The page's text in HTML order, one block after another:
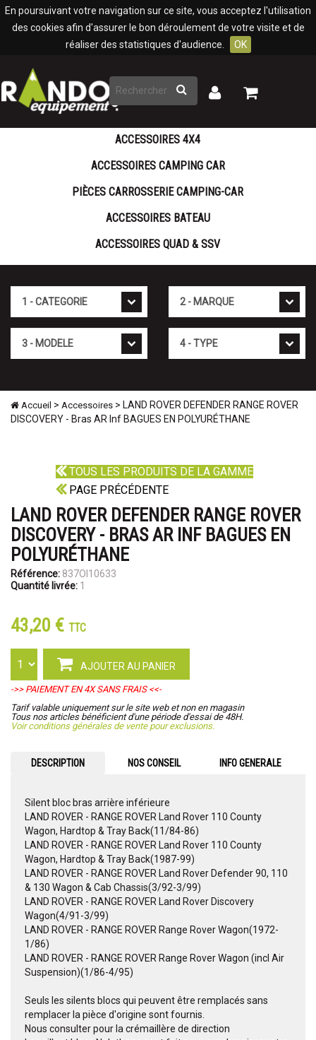
En poursuivant votre navigation sur ce site, vous acceptez l'utilisation
des cookies afin d'assurer le bon déroulement de votre visite et de
réaliser des statistiques d'audience.
OK
Rechercher
Mon
Mon
ACCESSOIRES 4X4
ACCESSOIRES CAMPING CAR
PIÈCES CARROSSERIE CAMPING-CAR
ACCESSOIRES BATEAU
ACCESSOIRES QUAD & SSV
Accueil > Accessoires > LAND ROVER DEFENDER RANGE ROVER
DISCOVERY - Bras AR Inf BAGUES EN POLYURÉTHANE
TOUS LES PRODUITS DE LA GAMME
PAGE PRÉCÉDENTE
LAND ROVER DEFENDER RANGE ROVER
DISCOVERY - BRAS AR INF BAGUES EN
POLYURÉTHANE
Référence: 837OI10633
Quantité livrée: 1
43,20 € TTC
AJOUTER AU PANIER
->> PAIEMENT EN 4X SANS FRAIS <<-
Tarif valable uniquement sur le site web et non en magasin
Tous nos articles bénéficient d'une période d'essai de 48H.
Voir conditions générales de vente pour exclusions.
DESCRIPTION NOS CONSEIL INFO GENERALE
Silent bloc bras arrière inférieure
LAND ROVER - RANGE ROVER Land Rover 110 County
Wagon, Hardtop & Tray Back(11/84-86)
LAND ROVER - RANGE ROVER Land Rover 110 County
Wagon, Hardtop & Tray Back(1987-99)
LAND ROVER - RANGE ROVER Land Rover Defender 90, 110
& 130 Wagon & Cab Chassis(3/92-3/99)
LAND ROVER - RANGE ROVER Land Rover Discovery
Wagon(4/91-3/99)
LAND ROVER - RANGE ROVER Range Rover Wagon(1972-
1/86)
LAND ROVER - RANGE ROVER Range Rover Wagon (incl Air
Suspension)(1/86-4/95)
Seuls les silents blocs qui peuvent être remplacés sans
remplacer la pièce d'origine sont fournis.
Nous consulter pour la crémaillère de direction
Panneau de gestion des cookies